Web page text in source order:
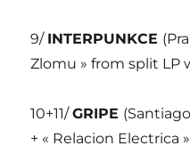
9/ INTERPUNKCE
Zlomu » from split LP
10+11/GRIPE
+ « Relacion Electrica